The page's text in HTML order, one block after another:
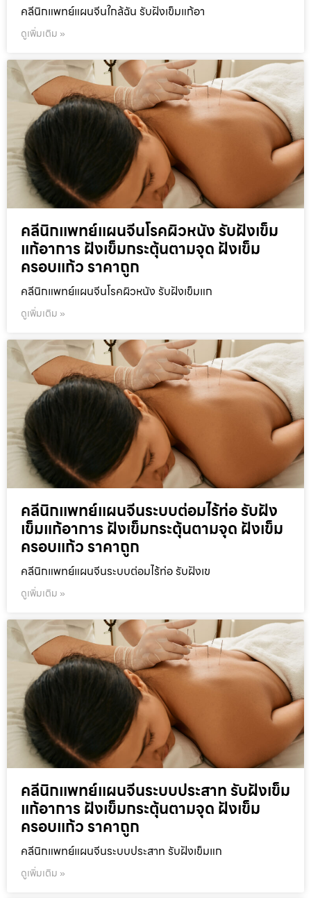
คลีนิกแพทย์แผนจีนใกล้ฉัน รับฝังเข็มแก้อา
ดูเพิ่มเติม »
คลีนิกแพทย์แผนจีนโรคผิวหนัง รับฝังเข็ม
แก้อาการ ฝังเข็มกระตุ้นตามจุด ฝังเข็ม
ครอบแก้ว ราคาถูก
คลีนิกแพทย์แผนจีนโรคผิวหนัง รับฝังเข็มแก
ดูเพิ่มเติม »
คลีนิกแพทย์แผนจีนระบบต่อมไร้ท่อ รับฝัง
เข็มแก้อาการ ฝังเข็มกระตุ้นตามจุด ฝังเข็ม
ครอบแก้ว ราคาถูก
คลีนิกแพทย์แผนจีนระบบต่อมไร้ท่อ รับฝังเข
ดูเพิ่มเติม »
คลีนิกแพทย์แผนจีนระบบประสาท รับฝังเข็ม
แก้อาการ ฝังเข็มกระตุ้นตามจุด ฝังเข็ม
ครอบแก้ว ราคาถูก
คลีนิกแพทย์แผนจีนระบบประสาท รับฝังเข็มแก
ดูเพิ่มเติม »